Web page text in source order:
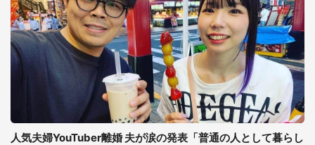
人気夫婦YouTuber離婚 夫が涙の発表「普通の人として暮らし